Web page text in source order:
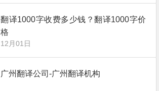
翻译1000字收费多少钱？翻译1000字价
格
12月01日
广州翻译公司-广州翻译机构